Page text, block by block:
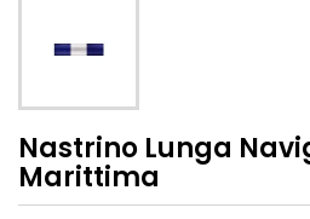
Nastrino Lunga
Marittima